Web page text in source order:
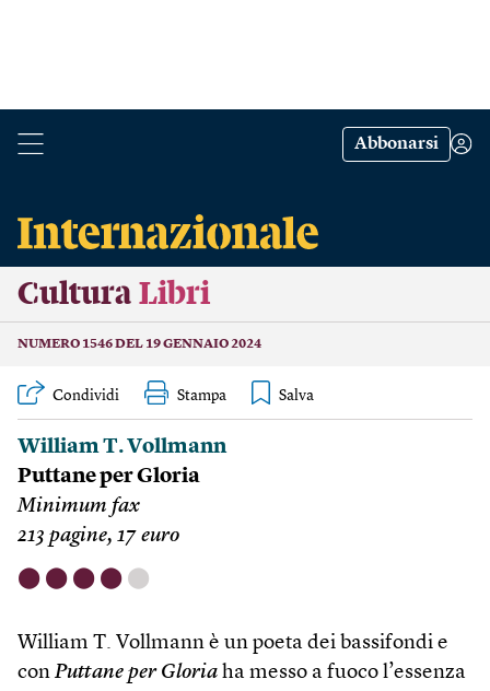
Abbonarsi
Cultura Libri
NUMERO 1546 DEL 19 GENNAIO 2024
Condividi Stampa
William T. Vollmann
Puttane per Gloria
Minimum fax
213 pagine, 17 euro
⬤ ⬤ ⬤ ⬤ ⬤
William T. Vollmann è un poeta dei bassifondi e
con Puttane per Gloria ha messo a fuoco l’essenza